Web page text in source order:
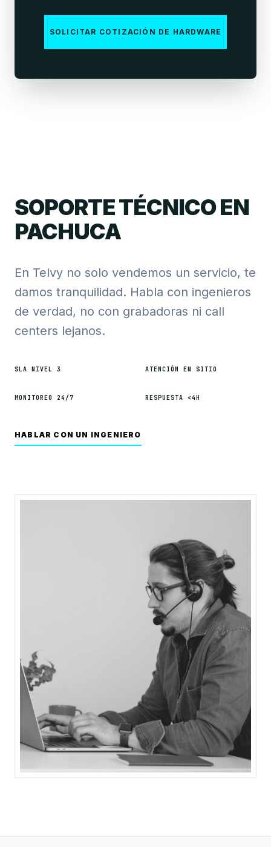
SOLICITAR COTIZACIÓN DE HARDWARE
SOPORTE TÉCNICO EN
PACHUCA
En Telvy no solo vendemos un servicio, te
damos tranquilidad. Habla con ingenieros
de verdad, no con grabadoras ni call
centers lejanos.
SLA NIVEL 3 ATENCIÓN EN SITIO
MONITOREO 24/7 RESPUESTA <4H
HABLAR CON UN INGENIERO